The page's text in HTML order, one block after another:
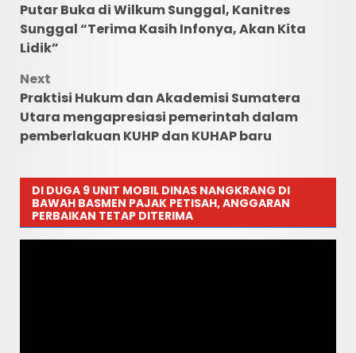
Putar Buka di Wilkum Sunggal, Kanitres
Sunggal “Terima Kasih Infonya, Akan Kita
Lidik”
Next
Praktisi Hukum dan Akademisi Sumatera
Utara mengapresiasi pemerintah dalam
pemberlakuan KUHP dan KUHAP baru
DI DUGA 9 UNIT MOBIL DINAS NANGKRANG DI
BAWAH BASMEN PAJAK PETISAH, ANGGARAN
PERBAIKAN TETAP DITERIMA